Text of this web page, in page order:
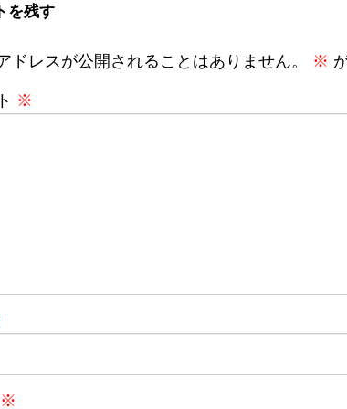
を残す
ドレスが公開されることはありません。 ※
※
※